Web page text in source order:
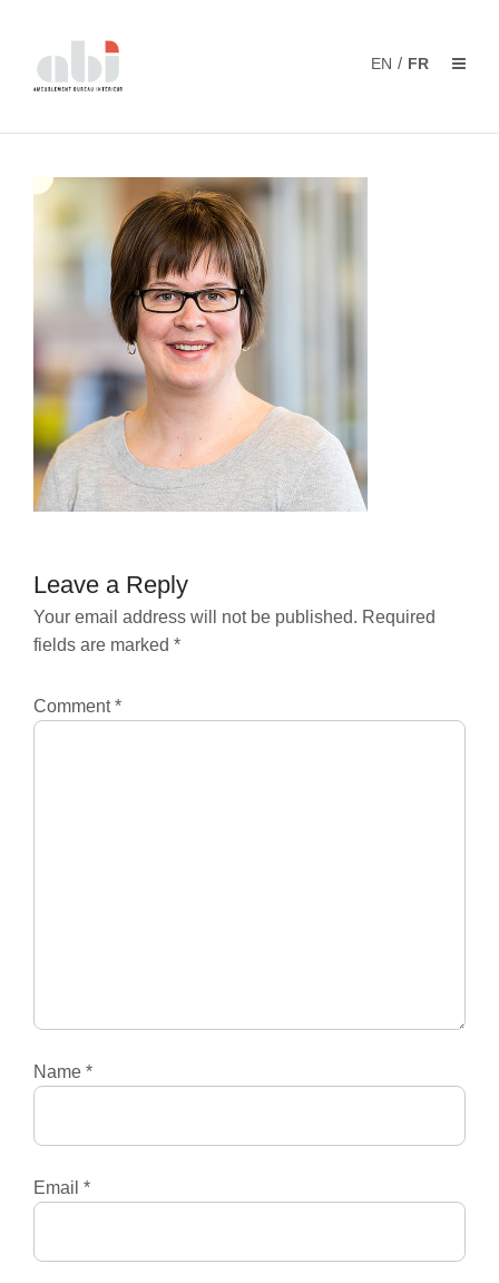
EN / FR
Leave a Reply
Your email address will not be published. Required
fields are marked *
Comment*
Name *
Email *